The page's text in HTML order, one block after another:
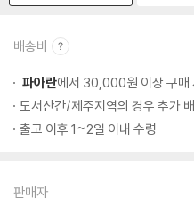
배송비
파아란에서 30,000원 이상 구매
도서산간/제주지역의 경우 추가
출고 이후 1~2일 이내 수령
판매자